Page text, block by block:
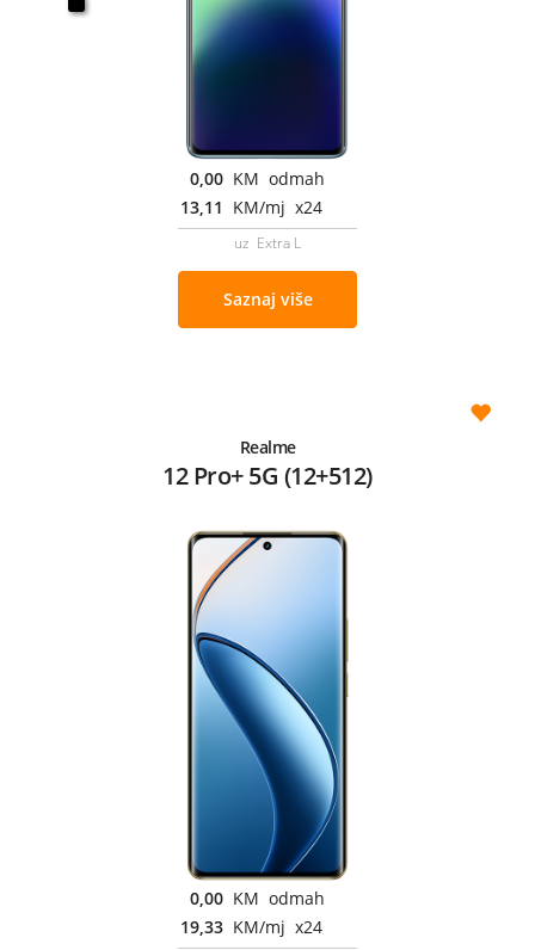
0,00 KM odmah
13,11 KM/mj x24
uz Extra L
Saznaj više
Realme
12 Pro+ 5G (12+512)
0,00 KM odmah
19,33 KM/mj x24